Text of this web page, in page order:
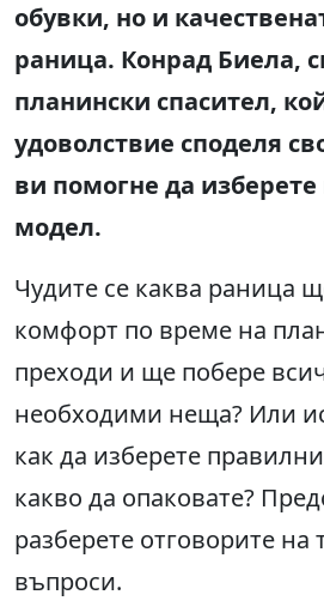
обувки, но и
раница. Конрад Биела,
планински спасител,
удоволствие споделя
ви помогне да
модел.
Чудите се каква раница
комфорт по време на
преходи и ще побере
необходими неща? Или
как да изберете
какво да опаковате?
разберете отговорите на
въпроси.